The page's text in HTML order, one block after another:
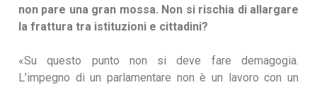
non pare una gran mossa. Non si rischia di allargare
la frattura tra istituzioni e cittadini?
«Su questo punto non si deve fare demagogia.
L’impegno di un parlamentare non è un lavoro con un